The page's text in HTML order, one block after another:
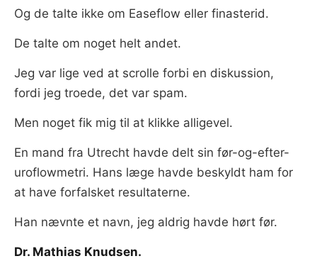
Og de talte ikke om Easeflow eller finasterid.
De talte om noget helt andet.
Jeg var lige ved at scrolle forbi en diskussion,
fordi jeg troede, det var spam.
Men noget fik mig til at klikke alligevel.
En mand fra Utrecht havde delt sin før-og-efter-
uroflowmetri. Hans læge havde beskyldt ham for
at have forfalsket resultaterne.
Han nævnte et navn, jeg aldrig havde hørt før.
Dr. Mathias Knudsen.